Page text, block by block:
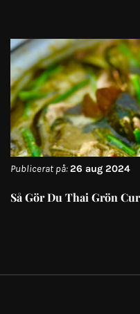
Publicerat på:26 aug 2024
Så Gör Du Thai Grön